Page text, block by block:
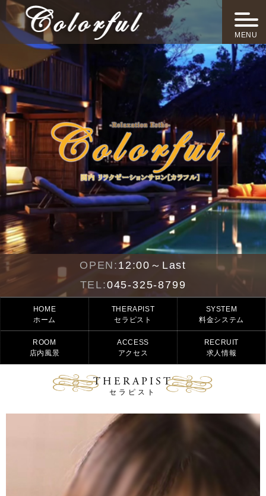
MENU
OPEN: 12:00～Last
TEL:045-325-8799
HOME
ホーム
THERAPIST
セラピスト
SYSTEM
料金システム
ROOM
店内風景
ACCESS
アクセス
RECRUIT
求人情報
THERAPIST
セラピスト